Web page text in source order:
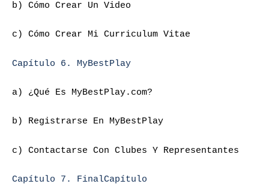
b) Cómo Crear Un Video
c) Cómo Crear Mi Curriculum Vitae
Capítulo 6. MyBestPlay
a) ¿Qué Es MyBestPlay.com?
b) Registrarse En MyBestPlay
c) Contactarse Con Clubes Y Representantes
Capítulo 7. FinalCapítulo